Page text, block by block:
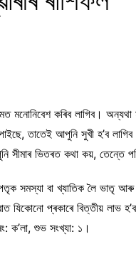
কৰিব লাগিব। অন্যথা
তাতেই আপুনি সুখী হ’ব
সীমাৰ ভিতৰত কথা কয়, তেন্তে
সমস্যা বা খ্যাতিক লৈ ভাতৃ
প্ৰকাৰে বিত্তীয় লাভ
ক’লা, শুভ সংখ্যা: ১।